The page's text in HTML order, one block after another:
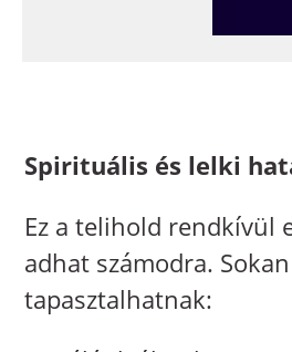
Spirituális és lelki
Ez a telihold rendkívül
adhat számodra. Sokan
tapasztalhatnak: